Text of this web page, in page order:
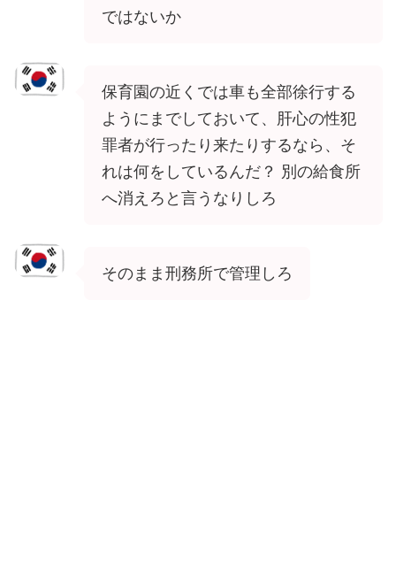
ではないか
保育園の近くでは車も全部徐行する
ようにまでしておいて、肝心の性犯
罪者が行ったり来たりするなら、そ
れは何をしているんだ？ 別の給食所
へ消えろと言うなりしろ
そのまま刑務所で管理しろ